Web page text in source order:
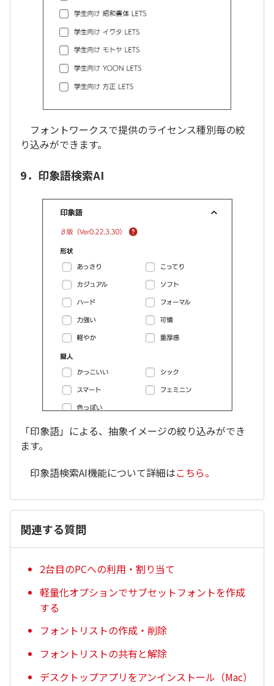
フォントワークスで提供のライセンス種別毎の絞
り込みができます。
9．印象語検索AI
「印象語」による、抽象イメージの絞り込みができ
ます。
印象語検索AI機能について詳細はこちら。
関連する質問
2台目のPCへの利用・割り当て
軽量化オプションでサブセットフォントを作成
する
フォントリストの作成・削除
フォントリストの共有と解除
デスクトップアプリをアンインストール（Mac）